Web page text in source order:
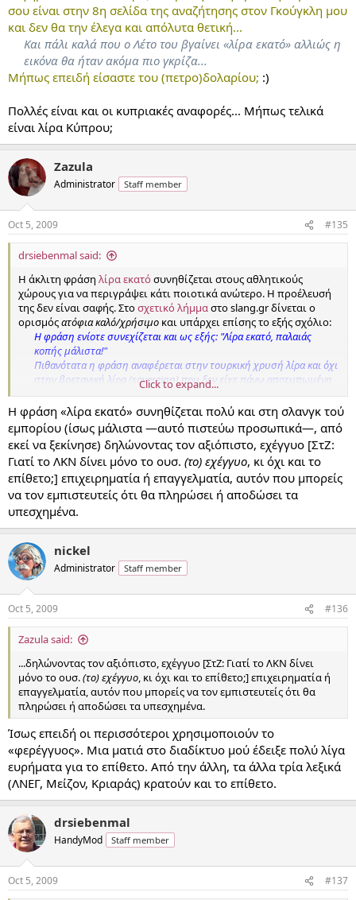
σου είναι στην 8η σελίδα της αναζήτησης στον Γκούγκλη μου
και δεν θα την έλεγα και απόλυτα θετική...
Και πάλι καλά που ο Λέτο του βγαίνει «λίρα εκατό» αλλιώς η
εικόνα θα ήταν ακόμα πιο γκρίζα...
Μήπως επειδή είσαστε του (πετρο)δολαρίου; :)
Πολλές είναι και οι κυπριακές αναφορές... Μήπως τελικά
είναι λίρα Κύπρου;
Zazula
Administrator Staff member
Oct 5, 2009 #135
drsiebenmal said:
Η άκλιτη φράση λίρα εκατόσυνηθίζεται στους αθλητικούς
χώρους για να περιγράψει κάτι ποιοτικά ανώτερο. Η προέλευσή
της δεν είναι σαφής. Στοσχετικό λήμμαστο slang.gr δίνεται ο
ορισμόςατόφια καλό/χρήσιμο και υπάρχει επίσης το εξής σχόλιο:
Η φράση ενίοτε συνεχίζεται και ως εξής: "Λίρα εκατό, παλαιάς
κοπής μάλιστα!"
Πιθανότατα η φράση αναφέρεται στην τουρκική χρυσή λίρα και όχι
στην βρετανική λίρα (sovereign) που δεν είχε πάνω αποτυπωμένη
αριθμητική αξία.
1 χρυσή τουρκική λίρα ισοδυναμούσε με 100 γρόσια
(διαφοροποιούνταν αναλόγως κατά καιρούς) και πιθανόν σε αυτήν
την αναλογία να οφείλεται η επικράτηση της φράσης.
Η άποψη αυτή φαίνεται να περιέχει μια αντίφαση, καθώς η
έκφραση «παλαιάς κοπής» αφορά τις λίρες Αγγλίας (όπως
φαίνεται από το σχετικό δελτίο τιμώνπου καταρτίζει η Τράπεζα
της Ελλάδος).
Click to expand...
H φράση «λίρα εκατό» συνηθίζεται πολύ και στη σλανγκ τού
εμπορίου (ίσως μάλιστα —αυτό πιστεύω προσωπικά—, από
εκεί να ξεκίνησε) δηλώνοντας τον αξιόπιστο, εχέγγυο [ΣτΖ:
Γιατί το ΛΚΝ δίνει μόνο το ουσ. (το) εχέγγυο, κι όχι και το
επίθετο;] επιχειρηματία ή επαγγελματία, αυτόν που μπορείς
να τον εμπιστευτείς ότι θα πληρώσει ή αποδώσει τα
υπεσχημένα.
nickel
Administrator Staff member
Oct 5, 2009 #136
Zazula said:
...δηλώνοντας τον αξιόπιστο, εχέγγυο [ΣτΖ: Γιατί το ΛΚΝ δίνει
μόνο το ουσ.(το) εχέγγυο, κι όχι και το επίθετο;] επιχειρηματία ή
επαγγελματία, αυτόν που μπορείς να τον εμπιστευτείς ότι θα
πληρώσει ή αποδώσει τα υπεσχημένα.
Ίσως επειδή οι περισσότεροι χρησιμοποιούν το
«φερέγγυος». Μια ματιά στο διαδίκτυο μού έδειξε πολύ λίγα
ευρήματα για το επίθετο. Από την άλλη, τα άλλα τρία λεξικά
(ΛΝΕΓ, Μείζον, Κριαράς) κρατούν και το επίθετο.
drsiebenmal
HandyMod Staff member
Oct 5, 2009 #137